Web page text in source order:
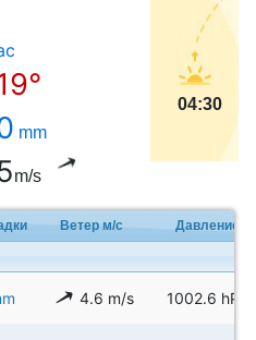
mm
m/s
04:30
Ветер м/с Давление
4.6 m/s 1002.6 hPa